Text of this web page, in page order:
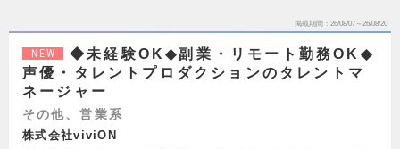
掲載期間 26/08/07～26/08/20
NEW
◆未経験OK◆副業・リモート勤務OK◆
声優・タレントプロダクションのタレントマ
ネージャー
その他、営業系
株式会社viviON